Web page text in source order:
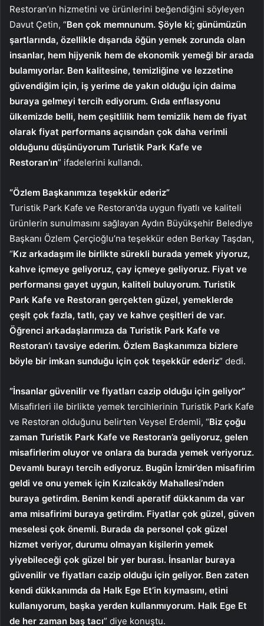
Restoran’ın hizmetini ve ürünlerini beğendiğini söyleyen
Davut Çetin, “Ben çok memnunum. Şöyle ki; günümüzün
şartlarında, özellikle dışarıda öğün yemek zorunda olan
insanlar, hem hijyenik hem de ekonomik yemeği bir arada
bulamıyorlar. Ben kalitesine, temizliğine ve lezzetine
güvendiğim için, iş yerime de yakın olduğu için daima
buraya gelmeyi tercih ediyorum. Gıda enflasyonu
ülkemizde belli, hem çeşitlilik hem temizlik hem de fiyat
olarak fiyat performans açısından çok daha verimli
olduğunu düşünüyorum Turistik Park Kafe ve
Restoran’ın” ifadelerini kullandı.
“Özlem Başkanımıza teşekkür ederiz”
Turistik Park Kafe ve Restoran’da uygun fiyatlı ve kaliteli
ürünlerin sunulmasını sağlayan Aydın Büyükşehir Belediye
Başkanı Özlem Çerçioğlu’na teşekkür eden Berkay Taşdan,
“Kız arkadaşım ile birlikte sürekli burada yemek yiyoruz,
kahve içmeye geliyoruz, çay içmeye geliyoruz. Fiyat ve
performansı gayet uygun, kaliteli buluyorum. Turistik
Park Kafe ve Restoran gerçekten güzel, yemeklerde
çeşit çok fazla, tatlı, çay ve kahve çeşitleri de var.
Öğrenci arkadaşlarımıza da Turistik Park Kafe ve
Restoran’ı tavsiye ederim. Özlem Başkanımıza bizlere
böyle bir imkan sunduğu için çok teşekkür ederiz” dedi.
“İnsanlar güvenilir ve fiyatları cazip olduğu için geliyor”
Misafirleri ile birlikte yemek tercihlerinin Turistik Park Kafe
ve Restoran olduğunu belirten Veysel Erdemli, “Biz çoğu
zaman Turistik Park Kafe ve Restoran’a geliyoruz, gelen
misafirlerim oluyor ve onlara da burada yemek veriyoruz.
Devamlı burayı tercih ediyoruz. Bugün İzmir’den misafirim
geldi ve onu yemek için Kızılcaköy Mahallesi’nden
buraya getirdim. Benim kendi aperatif dükkanım da var
ama misafirimi buraya getirdim. Fiyatlar çok güzel, güven
meselesi çok önemli. Burada da personel çok güzel
hizmet veriyor, durumu olmayan kişilerin yemek
yiyebileceği çok güzel bir yer burası. İnsanlar buraya
güvenilir ve fiyatları cazip olduğu için geliyor. Ben zaten
kendi dükkanımda da Halk Ege Et’in kıymasını, etini
kullanıyorum, başka yerden kullanmıyorum. Halk Ege Et
de her zaman baş tacı” diye konuştu.